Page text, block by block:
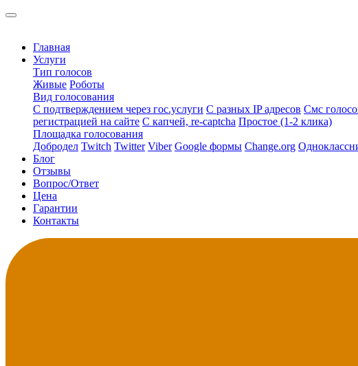
Главная
Услуги
Тип голосов
Живые Роботы
Вид голосования
С подтверждением через гос.услуги С разных IP адресов Смс
регистрацией на сайте С капчей, re-captcha Простое (1-2 клика)
Площадка голосования
Добродел Twitch Twitter Viber Google формы Change.org
Блог
Отзывы
Вопрос/Ответ
Цена
Гарантии
Контакты